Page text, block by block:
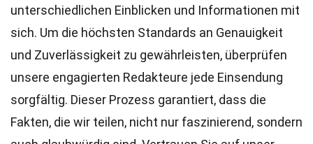
unterschiedlichen Einblicken und Informationen mit
sich. Um die höchsten Standards an Genauigkeit
und Zuverlässigkeit zu gewährleisten, überprüfen
unsere engagierten Redakteure jede Einsendung
sorgfältig. Dieser Prozess garantiert, dass die
Fakten, die wir teilen, nicht nur faszinierend, sondern